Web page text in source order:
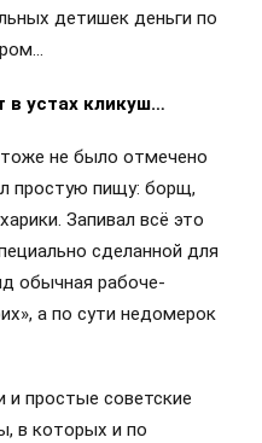
детишек деньги по
в устах кликуш…
не было отмечено
простую пищу: борщ,
Запивал всё это
сделанной для
обычная рабоче-
а по сути недомерок
и простые советские
в которых и по